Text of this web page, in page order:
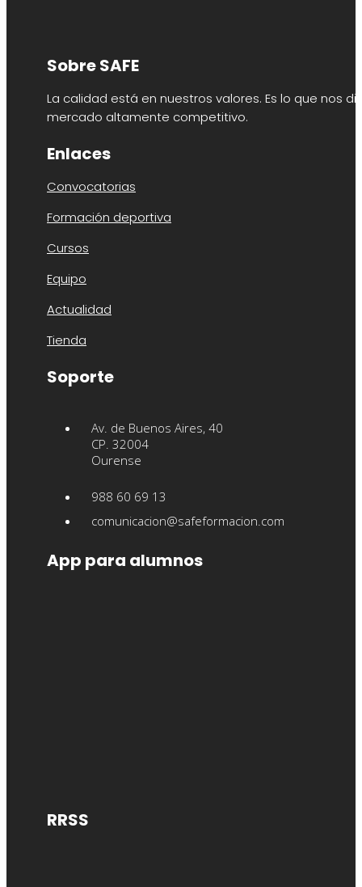
Sobre SAFE
La calidad está en nuestros valores. Es lo que nos
mercado altamente competitivo.
Enlaces
Convocatorias
Formación deportiva
Cursos
Equipo
Actualidad
Tienda
Soporte
Av. de Buenos Aires, 40
CP. 32004
Ourense
988 60 69 13
comunicacion@safeformacion.com
App para alumnos
RRSS